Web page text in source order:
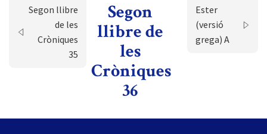
Segon llibre
de les
Cròniques
35
Segon
llibre de
les
Cròniques
36
Ester
(versió
grega) A